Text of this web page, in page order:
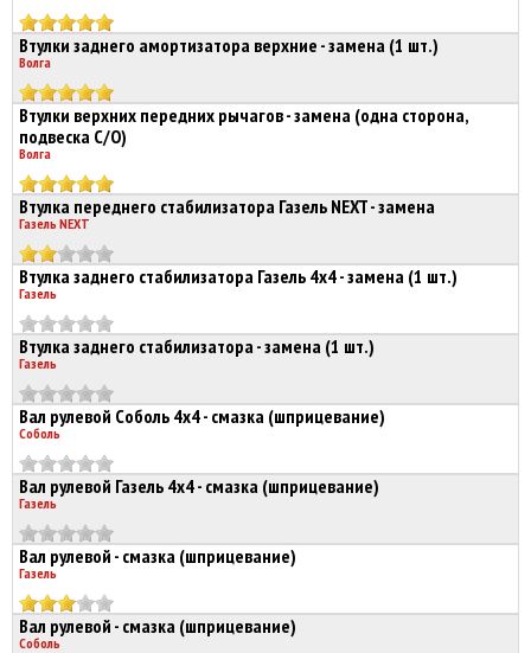
Втулки заднего амортизатора верхние - замена (1 шт.)
Волга
Втулки верхних передних рычагов - замена (одна сторона,
подвеска С/О)
Волга
Втулка переднего стабилизатора Газель NEXT - замена
Газель NEXT
Втулка заднего стабилизатора Газель 4х4 - замена (1 шт.)
Газель
Втулка заднего стабилизатора - замена (1 шт.)
Газель
Вал рулевой Соболь 4х4 - смазка (шприцевание)
Соболь
Вал рулевой Газель 4х4 - смазка (шприцевание)
Газель
Вал рулевой - смазка (шприцевание)
Газель
Вал рулевой - смазка (шприцевание)
Соболь